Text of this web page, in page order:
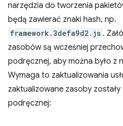
narzędzia do tworzenia
będą zawierać znaki hash, np.
framework.3defa9d2.js .
zasobów są wcześniej
podręcznej, aby można było z
Wymaga to zaktualizowania
zaktualizowane zasoby
podręcznej: